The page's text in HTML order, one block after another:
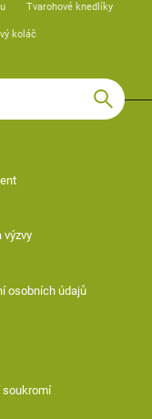
Tvarohové knedlíky
koláč
výzvy
osobních údajů
soukromí